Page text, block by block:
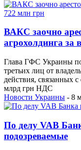
ВАКС заочно
агрохолдинга за
Глава ГФС Украины
третьих лиц от
действия, связанных
млрд грн НДС
Новости Украины - 8
По делу VAB
подозреваемые